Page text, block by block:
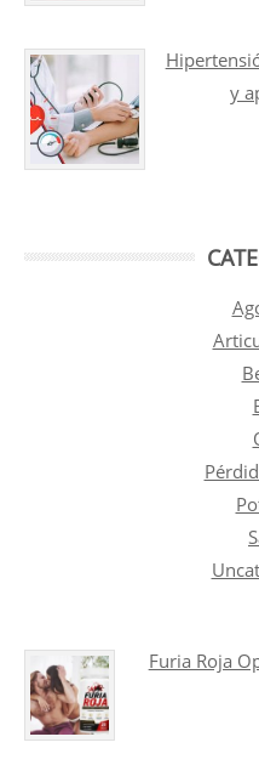
y
Furia Roja